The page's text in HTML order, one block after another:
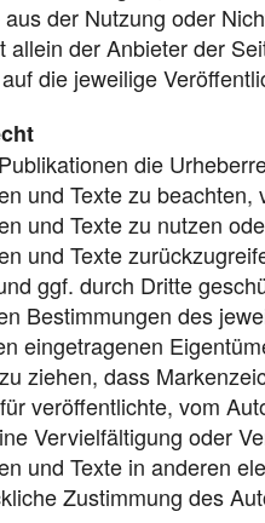
der Nutzung oder
allein der Anbieter der
die jeweilige
die
und Texte zu
und Texte zu nutzen
und Texte
ggf. durch Dritte
Bestimmungen des
eingetragenen
ziehen, dass
veröffentlichte, vom
Vervielfältigung oder
und Texte in anderen
Zustimmung des